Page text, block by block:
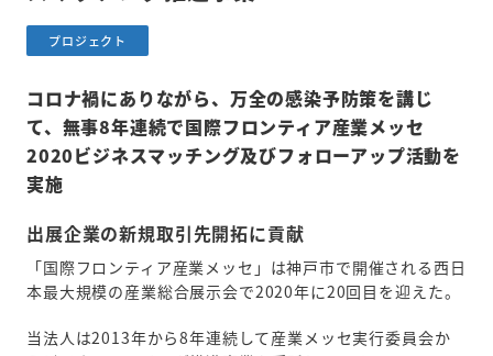
プロジェクト
コロナ禍にありながら、万全の感染予防策を講じ
て、無事8年連続で国際フロンティア産業メッセ
2020ビジネスマッチング及びフォローアップ活動を
実施
出展企業の新規取引先開拓に貢献
「国際フロンティア産業メッセ」は神戸市で開催される西日
本最大規模の産業総合展示会で2020年に20回目を迎えた。
当法人は2013年から8年連続して産業メッセ実行委員会か